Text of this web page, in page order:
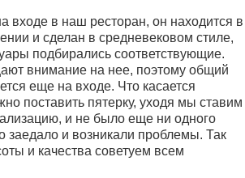
входе в наш ресторан, он находится в
и сделан в средневековом стиле,
подбирались соответствующие.
внимание на нее, поэтому общий
еще на входе. Что касается
поставить пятерку, уходя мы ставим
и не было еще ни одного
заедало и возникали проблемы. Так
и качества советуем всем